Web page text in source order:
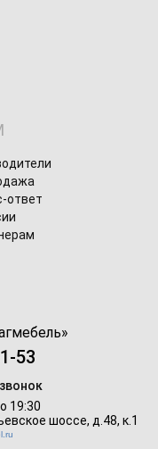
ответ
»
53
19:30
шоссе, д.48, к.1